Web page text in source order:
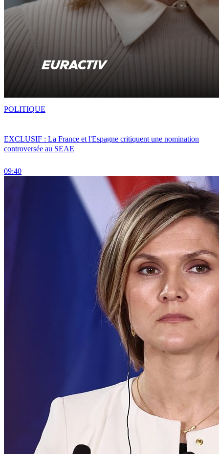
EXCLUSIF : La France et l'Espagne critiquent une nomination
controversée au SEAE
09:40
POLITIQUE